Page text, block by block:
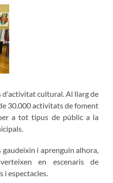
d'activitat cultural. Al llarg de
30.000 activitats de foment
a tot tipus de públic a la
gaudeixin i aprenguin alhora,
en escenaris de
i espectacles.